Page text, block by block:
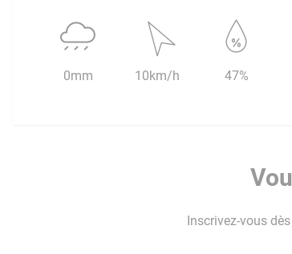
0mm 10km/h 47%
Inscrivez-vous